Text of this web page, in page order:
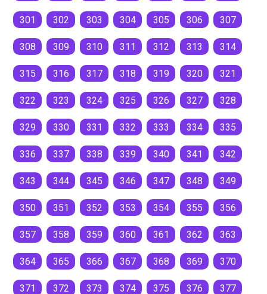
301 302 303 304 305 306 307
308 309 310 311 312 313 314
315 316 317 318 319 320 321
322 323 324 325 326 327 328
329 330 331 332 333 334 335
336 337 338 339 340 341 342
343 344 345 346 347 348 349
350 351 352 353 354 355 356
357 358 359 360 361 362 363
364 365 366 367 368 369 370
371 372 373 374 375 376 377